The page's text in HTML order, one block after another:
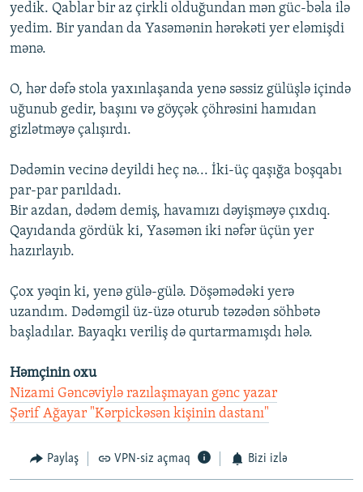
yedik. Qablar bir az çirkli olduğundan mən güc-bəla ilə
yedim. Bir yandan da Yasəmənin hərəkəti yer eləmişdi
mənə.
O, hər dəfə stola yaxınlaşanda yenə səssiz gülüşlə içində
uğunub gedir, başını və göyçək çöhrəsini hamıdan
gizlətməyə çalışırdı.
Dədəmin vecinə deyildi heç nə... İki-üç qaşığa boşqabı
par-par parıldadı.
Bir azdan, dədəm demiş, havamızı dəyişməyə çıxdıq.
Qayıdanda gördük ki, Yasəmən iki nəfər üçün yer
hazırlayıb.
Çox yəqin ki, yenə gülə-gülə. Döşəmədəki yerə
uzandım. Dədəmgil üz-üzə oturub təzədən söhbətə
başladılar. Bayaqkı veriliş də qurtarmamışdı hələ.
Həmçinin oxu
Nizami Gəncəviylə razılaşmayan gənc yazar
Şərif Ağayar "Kərpickəsən kişinin dastanı"
Paylaş VPN-siz açmaq Bizi izlə